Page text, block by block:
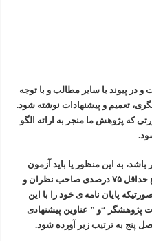
و در پیوند با سایر مطالبو با توجه
تعمیمو پیشنهادات نوشته شود.
که پژوهش ما منجر به ارائه الگو
به این منظور یا باید آزمون
۷۵ درصدی
صاحب نظران و
پایان نامه ی خود را با این
پژوهشگر “و ” عناوین پیشنهادی
پنج به ترتیب زیر آورده شود.